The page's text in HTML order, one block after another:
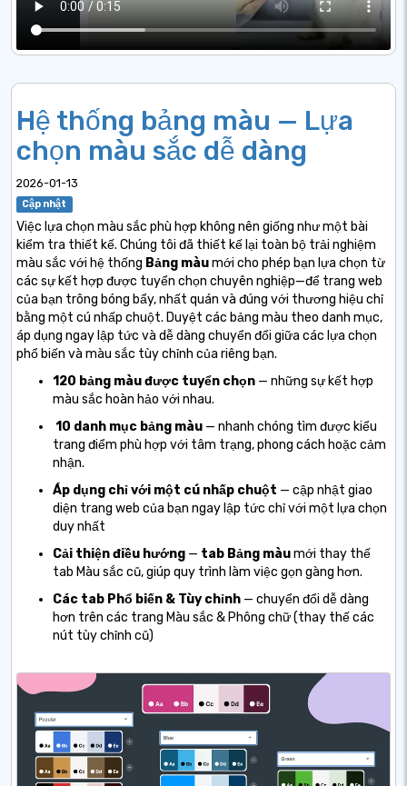
Hệ thống bảng màu — Lựa
chọn màu sắc dễ dàng
2026-01-13
Cập nhật
Việc lựa chọn màu sắc phù hợp không nên giống như một bài
kiểm tra thiết kế. Chúng tôi đã thiết kế lại toàn bộ trải nghiệm
màu sắc với hệ thống Bảng màumới cho phép bạn lựa chọn từ
các sự kết hợp được tuyển chọn chuyên nghiệp—để trang web
của bạn trông bóng bẩy, nhất quán và đúng với thương hiệu chỉ
bằng một cú nhấp chuột. Duyệt các bảng màu theo danh mục,
áp dụng ngay lập tức và dễ dàng chuyển đổi giữa các lựa chọn
phổ biến và màu sắc tùy chỉnh của riêng bạn.
120 bảng màu được tuyển chọn — những sự kết hợp
màu sắc hoàn hảo với nhau.
10 danh mục bảng màu — nhanh chóng tìm được kiểu
trang điểm phù hợp với tâm trạng, phong cách hoặc cảm
nhận.
Áp dụng chỉ với một cú nhấp chuột — cập nhật giao
diện trang web của bạn ngay lập tức chỉ với một lựa chọn
duy nhất
Cải thiện điều hướng — tab Bảng màumới thay thế
tab Màu sắc cũ, giúp quy trình làm việc gọn gàng hơn.
Các tab Phổ biến & Tùy chỉnh — chuyển đổi dễ dàng
hơn trên các trang Màu sắc & Phông chữ (thay thế các
nút tùy chỉnh cũ)